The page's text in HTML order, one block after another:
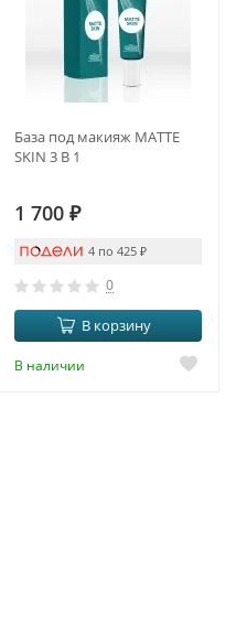
База под макияж MATTE
SKIN 3 В 1
1 700 ₽
4 по 425 ₽
0
В корзину
В наличии